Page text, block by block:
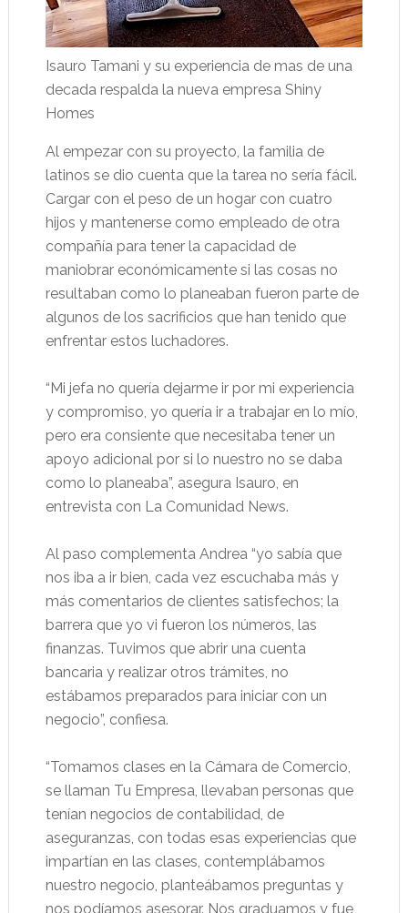
Isauro Tamani y su experiencia de mas de una
decada respalda la nueva empresa Shiny
Homes
Al empezar con su proyecto, la familia de
latinos se dio cuenta que la tarea no sería fácil.
Cargar con el peso de un hogar con cuatro
hijos y mantenerse como empleado de otra
compañía para tener la capacidad de
maniobrar económicamente si las cosas no
resultaban como lo planeaban fueron parte de
algunos de los sacrificios que han tenido que
enfrentar estos luchadores.
“Mi jefa no quería dejarme ir por mi experiencia
y compromiso, yo quería ir a trabajar en lo mío,
pero era consiente que necesitaba tener un
apoyo adicional por si lo nuestro no se daba
como lo planeaba”, asegura Isauro, en
entrevista con La Comunidad News.
Al paso complementa Andrea “yo sabía que
nos iba a ir bien, cada vez escuchaba más y
más comentarios de clientes satisfechos; la
barrera que yo vi fueron los números, las
finanzas. Tuvimos que abrir una cuenta
bancaria y realizar otros trámites, no
estábamos preparados para iniciar con un
negocio”, confiesa.
“Tomamos clases en la Cámara de Comercio,
se llaman Tu Empresa, llevaban personas que
tenían negocios de contabilidad, de
aseguranzas, con todas esas experiencias que
impartían en las clases, contemplábamos
nuestro negocio, planteábamos preguntas y
nos podíamos asesorar. Nos graduamos y fue